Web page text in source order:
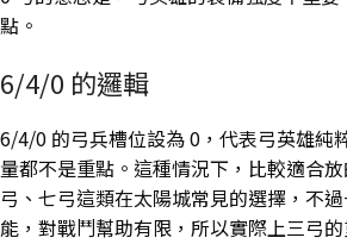
點。
6/4/0 的邏輯
6/4/0 的弓兵槽位設為 0，代表弓英雄純
量都不是重點。這種情況下，比較適合
弓、七弓這類在太陽城常見的選擇，不
能，對戰鬥幫助有限，所以實際上三弓的